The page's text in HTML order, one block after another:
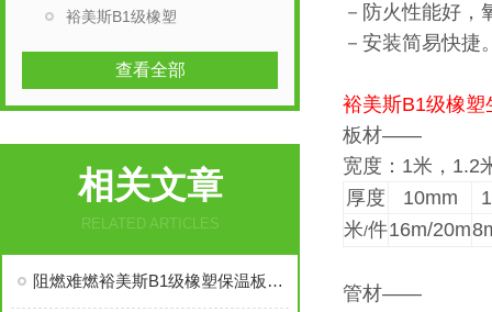
裕美斯B1级橡塑
查看全部
相关文章
RELATED ARTICLES
阻燃难燃裕美斯B1级橡塑保温板管的八大优势
－防火性能好，
－安装简易快捷
裕美斯B1级橡
板材——
宽度：1米，1.2
厚度
10mm
米/件16m/20m
管材——